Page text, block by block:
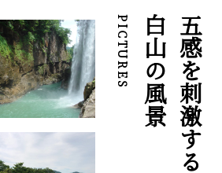
五感を刺激する
白山の風景